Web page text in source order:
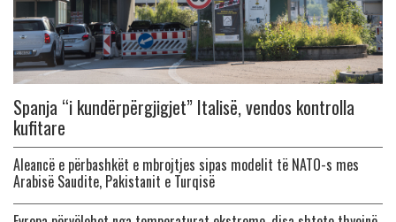
Spanja “i kundërpërgjigjet” Italisë, vendos kontrolla
kufitare
Aleancë e përbashkët e mbrojtjes sipas modelit të NATO-s mes
Arabisë Saudite, Pakistanit e Turqisë